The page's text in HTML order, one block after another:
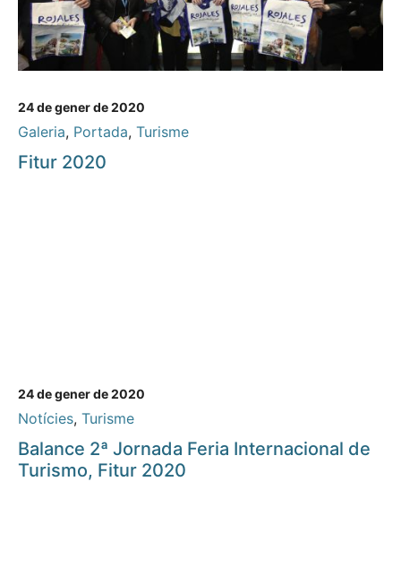
24 de gener de 2020
Galeria, Portada, Turisme
Fitur 2020
24 de gener de 2020
Notícies, Turisme
Balance 2ª Jornada Feria Internacional de
Turismo, Fitur 2020